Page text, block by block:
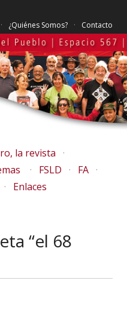
¿Quiénes Somos? Contacto
la revista
FSLD
FA
Enlaces
“el 68